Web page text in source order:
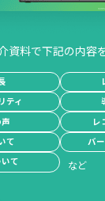
資料で下記の内容
ティ
レ
て
バ
て